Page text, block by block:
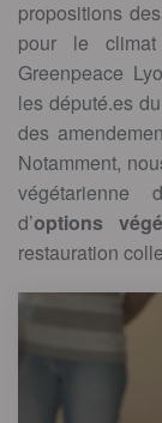
propositions
pour le
Greenpeace
les député.es
des
Notamment,
végétarienne
d’options
restauration